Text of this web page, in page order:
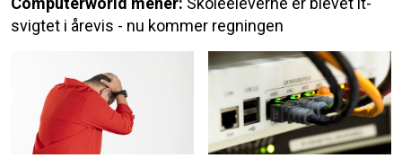
svigtet i årevis - nu kommer regningen